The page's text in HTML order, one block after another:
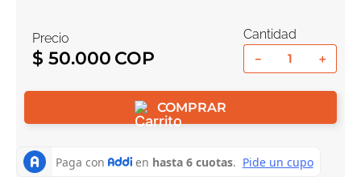
Precio
$ 50.000
Cantidad
＋
－
COMPRAR